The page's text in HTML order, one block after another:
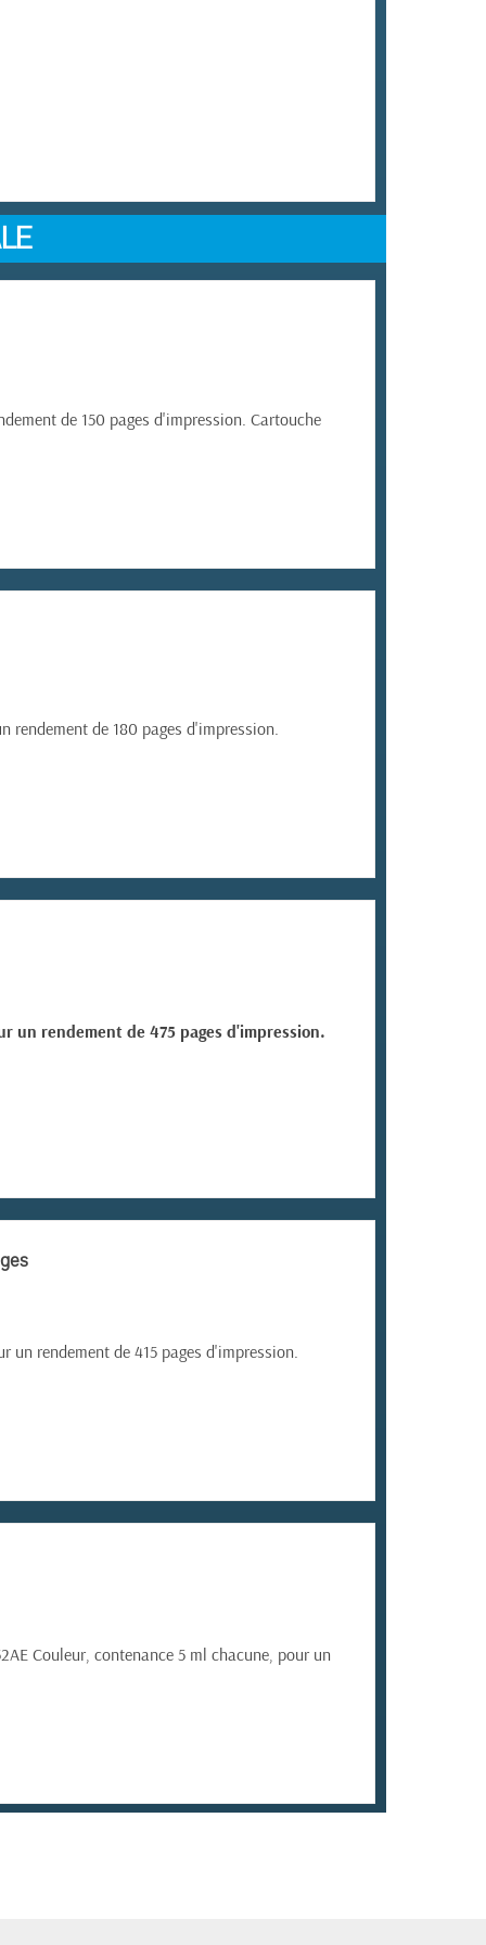
de 150 pages d'impression. Cartouche
rendement de 180 pages d'impression.
un rendement de 475 pages d'impression.
rendement de 415 pages d'impression.
Couleur, contenance 5 ml chacune, pour un